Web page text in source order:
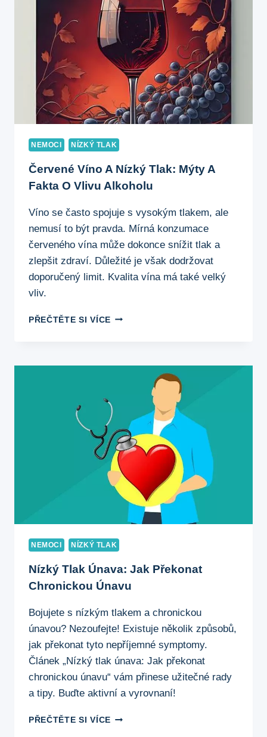
A
PREVENCE
NEMOCI NÍZKÝ TLAK
Červené Víno A Nízký Tlak: Mýty A
Fakta O Vlivu Alkoholu
Víno se často spojuje s vysokým tlakem, ale
nemusí to být pravda. Mírná konzumace
červeného vína může dokonce snížit tlak a
zlepšit zdraví. Důležité je však dodržovat
doporučený limit. Kvalita vína má také velký
vliv.
PŘEČTĚTE SI VÍCEČERVENÉ
TLAK:
FAKTA
O
VLIVU
ALKOHOLU
NEMOCI NÍZKÝ TLAK
Nízký Tlak Únava: Jak Překonat
Chronickou Únavu
Bojujete s nízkým tlakem a chronickou
únavou? Nezoufejte! Existuje několik způsobů,
jak překonat tyto nepříjemné symptomy.
Článek „Nízký tlak únava: Jak překonat
chronickou únavu“ vám přinese užitečné rady
a tipy. Buďte aktivní a vyrovnaní!
PŘEČTĚTE SI VÍCENÍZKÝ